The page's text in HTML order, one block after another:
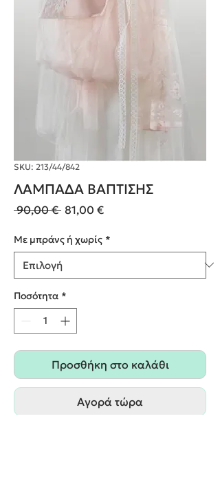
SKU: 213/44/842
ΛΑΜΠΑΔΑ ΒΑΠΤΙΣΗΣ
90,00 € Κανονική
81,00 €Τιμή
Με μπράνς ή χωρίς *
Ποσότητα *
Προσθήκη στο καλάθι
Αγορά τώρα